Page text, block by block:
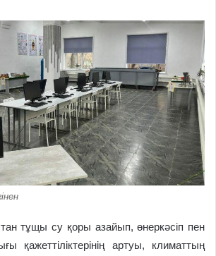
тұщы су қоры азайып, өнеркәсіп пен
қажеттіліктерінің артуы, климаттың